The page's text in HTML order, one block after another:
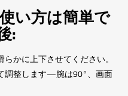
い方は簡単で
:
かに上下させてください。
調整します—腕は90°、画面